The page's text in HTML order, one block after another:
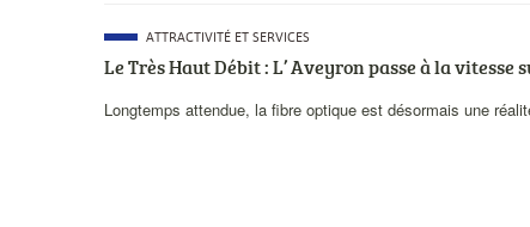
CATÉGORIE
PRINCIPALE
ATTRACTIVITÉ ET SERVICES
Le Très Haut Débit : L’ Aveyron passe à la vitesse
courte
Longtemps attendue, la fibre optique est désormais une